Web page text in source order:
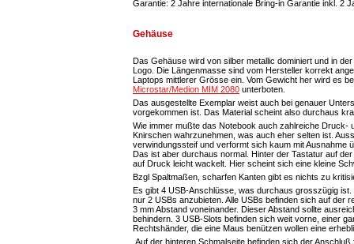
Garantie: 2 Jahre internationale Bring-in Garantie inkl. 2
Gehäuse
Das Gehäuse wird von silber metallic dominiert und in
Logo. Die Längenmasse sind vom Hersteller korrekt
Laptops mittlerer Grösse ein. Vom Gewicht her wird es
Microstar/Medion MIM 2080 unterboten.
Das ausgestellte Exemplar weist auch bei genauer
vorgekommen ist. Das Material scheint also durchaus
Wie immer mußte das Notebook auch zahlreiche Druck-
Knirschen wahrzunehmen, was auch eher selten ist.
verwindungssteif und verformt sich kaum mit Ausnahme
Das ist aber durchaus normal. Hinter der Tastatur auf
auf Druck leicht wackelt. Hier scheint sich eine kleine
Bzgl Spaltmaßen, scharfen Kanten gibt es nichts zu
Es gibt 4 USB-Anschlüsse, was durchaus grosszügig
nur 2 USBs anzubieten. Alle USBs befinden sich auf der
3 mm Abstand voneinander. Dieser Abstand sollte
behindern. 3 USB-Slots befinden sich weit vorne, einer
Rechtshänder, die eine Maus benützen wollen eine
Auf der hinteren Schmalseite befinden sich der